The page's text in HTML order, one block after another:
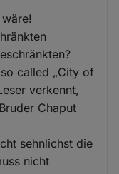
called „City of
verkennt,
Chaput
sehnlichst die
nicht